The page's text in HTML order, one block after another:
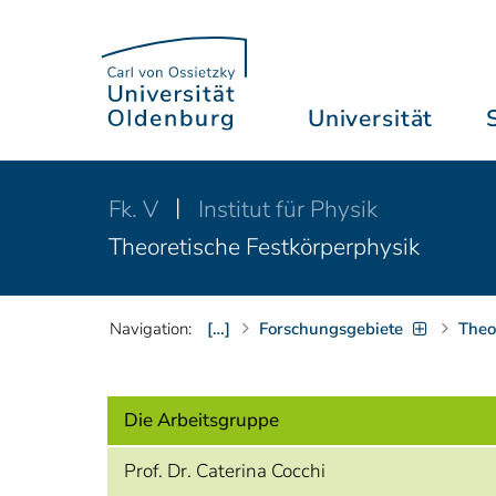
Universität
Fk. V
Institut für Physik
Theoretische Festkörperphysik
Navigation: […] Forschungsgebiete
Die Arbeitsgruppe
Prof. Dr. Caterina Cocchi